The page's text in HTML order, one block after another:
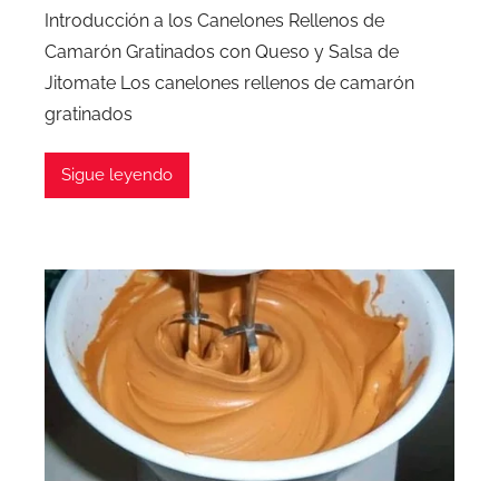
Introducción a los Canelones Rellenos de
Camarón Gratinados con Queso y Salsa de
Jitomate Los canelones rellenos de camarón
gratinados
Sigue leyendo